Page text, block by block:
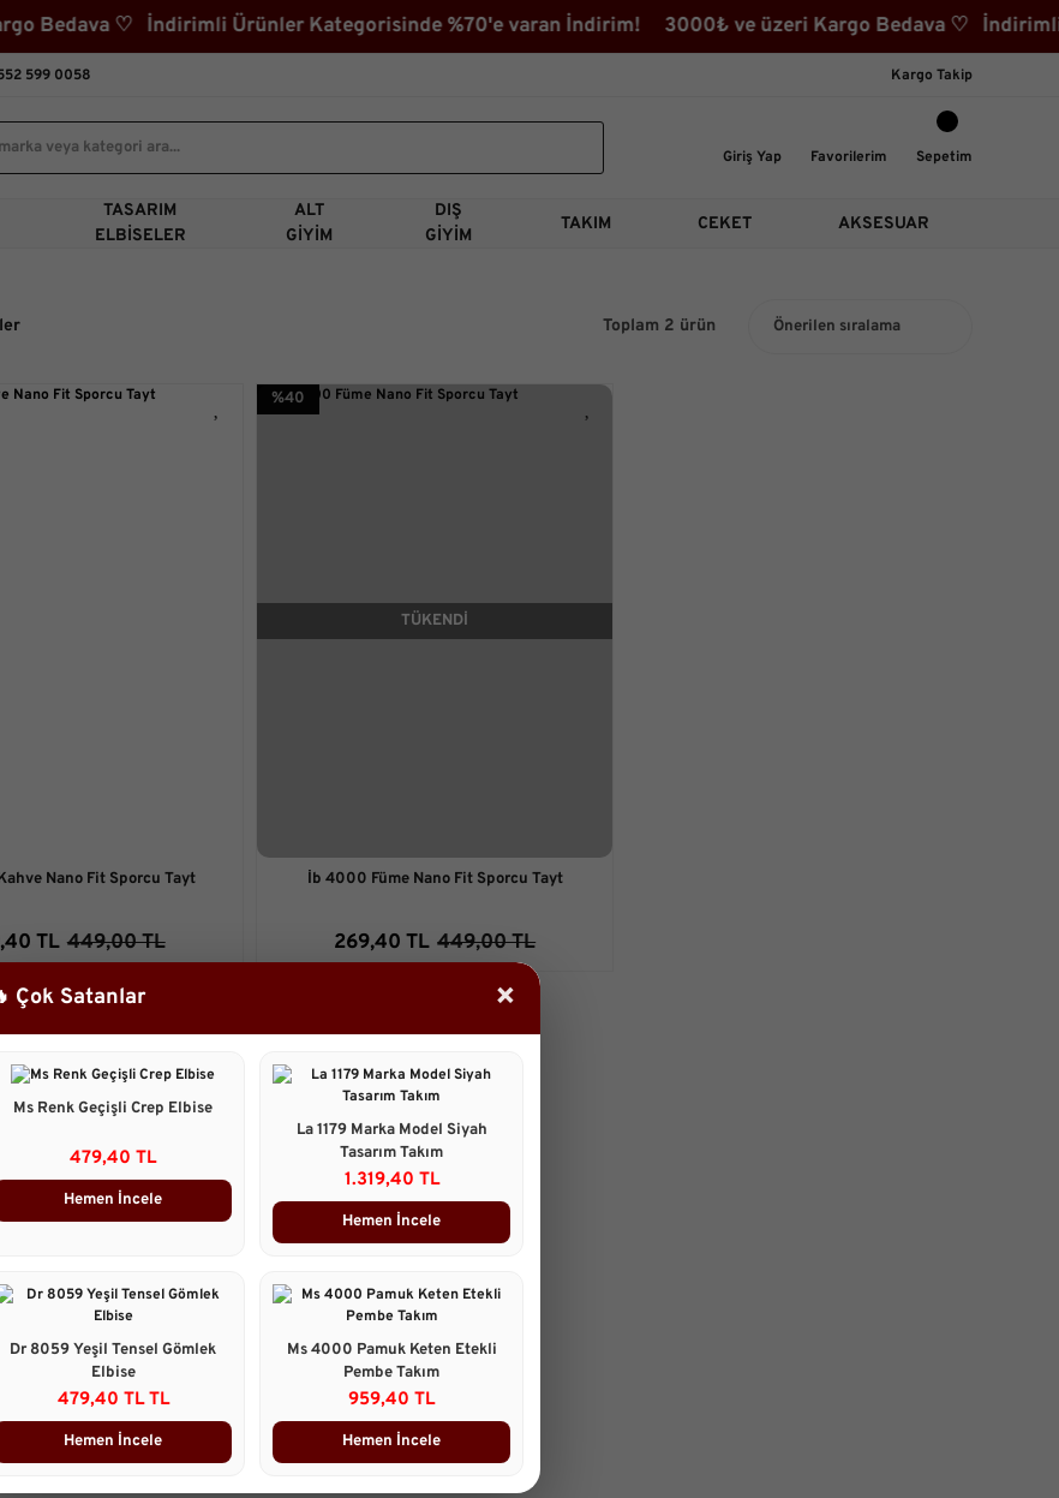
♡ İndirimli Ürünler Kategorisinde %70'e varan İndirim! 3000₺ ve üzeri Kargo Bedava ♡
599 0058 Kargo Takip
Giriş Yap Favorilerim Sepetim
TASARIM
ELBISELER
ALT
GIYIM
DIŞ
GIYIM
TAKIM CEKET AKSESUAR
Çok Satanlar ×
Ms Renk Geçişli Crep Elbise
479,40 TL
Hemen İncele
La 1179 Marka Model Siyah
Tasarım Takım
1.319,40 TL
Hemen İncele
Dr 8059 Yeşil Tensel Gömlek
Elbise
479,40 TL TL
Hemen İncele
Ms 4000 Pamuk Keten Etekli
Pembe Takım
959,40 TL
Hemen İncele
Toplam 2 ürün
Nano Fit Sporcu Tayt
TL 449,00 TL
%40
TÜKENDİ
İb 4000 Füme Nano Fit Sporcu Tayt
269,40 TL 449,00 TL